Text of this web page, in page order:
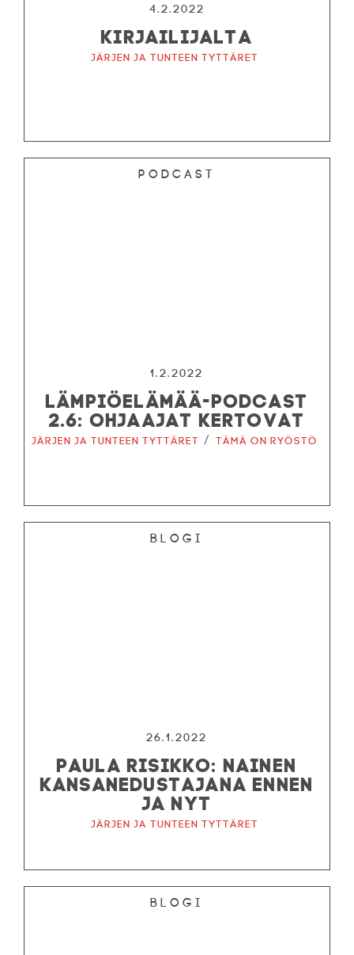
4.2.2022
KIRJAILIJALTA
Järjen ja tunteen tyttäret
Podcast
1.2.2022
LÄMPIÖELÄMÄÄ-PODCAST
2.6: OHJAAJAT KERTOVAT
Järjen ja tunteen tyttäret / Tämä on ryöstö
Blogi
26.1.2022
PAULA RISIKKO: NAINEN
KANSANEDUSTAJANA ENNEN
JA NYT
Järjen ja tunteen tyttäret
Blogi